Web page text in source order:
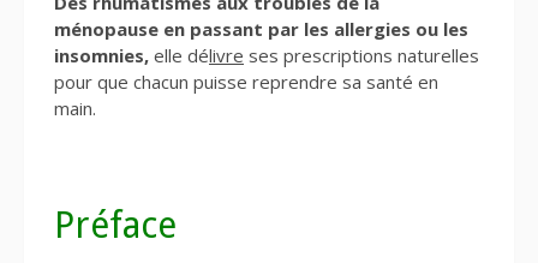
ménopause en passant par les allergies ou les
insomnies, elle délivre ses prescriptions naturelles
pour que chacun puisse reprendre sa santé en
main.
Préface